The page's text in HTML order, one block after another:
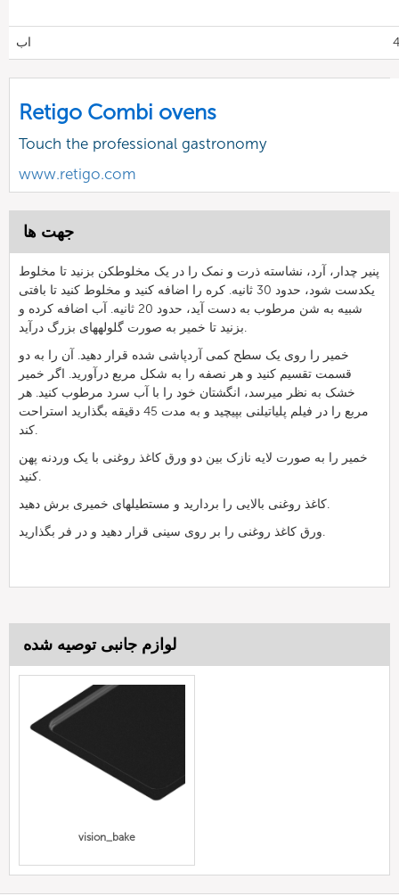
اب
Retigo Combi ovens
Touch the professional gastronomy
www.retigo.com
جهت ها
پنیر چدار، آرد، نشاسته ذرت و نمک را در یک مخلوطکن بزنید تا مخلوط
یکدست شود، حدود 30 ثانیه. کره را اضافه کنید و مخلوط کنید تا بافتی
شبیه به شن مرطوب به دست آید، حدود 20 ثانیه. آب اضافه کرده و
بزنید تا خمیر به صورت گلولههای بزرگ درآید.
خمیر را روی یک سطح کمی آردپاشی شده قرار دهید. آن را به دو
قسمت تقسیم کنید و هر نصفه را به شکل مربع درآورید. اگر خمیر
خشک به نظر میرسد، انگشتان خود را با آب سرد مرطوب کنید. هر
مربع را در فیلم پلیاتیلنی بپیچید و به مدت 45 دقیقه بگذارید استراحت
کند.
خمیر را به صورت لایه نازک بین دو ورق کاغذ روغنی با یک وردنه پهن
کنید.
کاغذ روغنی بالایی را بردارید و مستطیلهای خمیری برش دهید.
ورق کاغذ روغنی را بر روی سینی قرار دهید و در فر بگذارید.
لوازم جانبی توصیه شده
vision_bake